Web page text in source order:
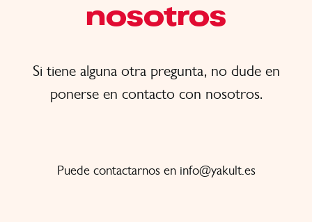
nosotros
Si tiene alguna otra pregunta, no dude en
ponerse en contacto con nosotros.
Puede contactarnos en info@yakult.es